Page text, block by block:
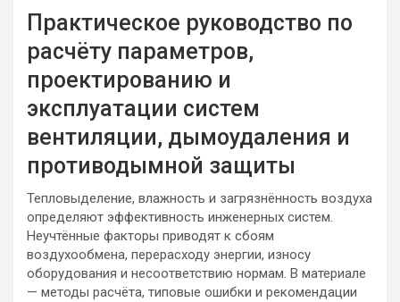
Практическое руководство по
расчёту параметров,
проектированию и
эксплуатации систем
вентиляции, дымоудаления и
противодымной защиты
Тепловыделение, влажность и загрязнённость воздуха
определяют эффективность инженерных систем.
Неучтённые факторы приводят к сбоям
воздухообмена, перерасходу энергии, износу
оборудования и несоответствию нормам. В материале
— методы расчёта, типовые ошибки и рекомендации